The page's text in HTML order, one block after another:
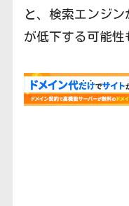
と、検索エンジ
が低下する可能性